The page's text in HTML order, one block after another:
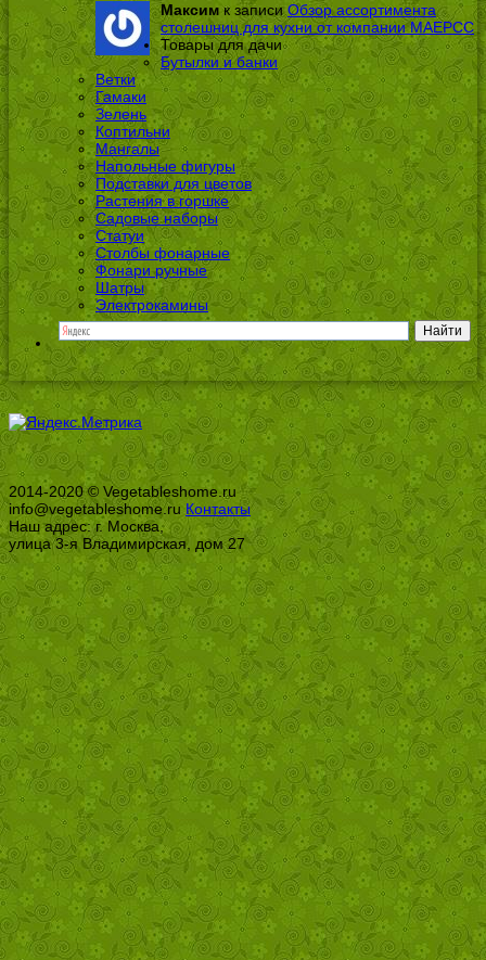
Максимк записиОбзор ассортимента
столешниц для кухни от компании МАЕРСС
Товары для дачи
Бутылки и банки
Ветки
Гамаки
Зелень
Коптильни
Мангалы
Напольные фигуры
Подставки для цветов
Растения в горшке
Садовые наборы
Статуи
Столбы фонарные
Фонари ручные
Шатры
Электрокамины
2014-2020 © Vegetableshome.ru
info@vegetableshome.ruКонтакты
Наш адрес: г. Москва,
улица 3-я Владимирская, дом 27